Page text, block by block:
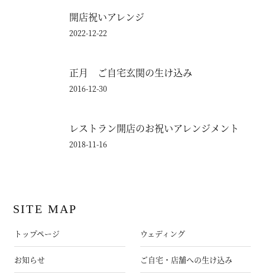
開店祝いアレンジ
2022-12-22
正月 ご自宅玄関の生け込み
2016-12-30
レストラン開店のお祝いアレンジメント
2018-11-16
SITE MAP
トップページ
お知らせ
ウェディング
ご自宅・店舗への生け込み